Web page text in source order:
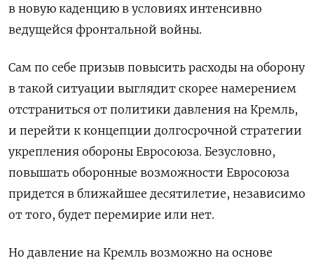
в новую каденцию в условиях интенсивно
ведущейся фронтальной войны.
Сам по себе призыв повысить расходы на оборону
в такой ситуации выглядит скорее намерением
отстраниться от политики давления на Кремль,
и перейти к концепции долгосрочной стратегии
укрепления обороны Евросоюза. Безусловно,
повышать оборонные возможности Евросоюза
придется в ближайшее десятилетие, независимо
от того, будет перемирие или нет.
Но давление на Кремль возможно на основе